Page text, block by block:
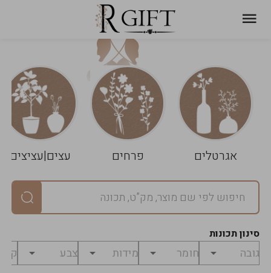
אגרטלים פרחים עצים|עציצים
סינון תכונות
עגלת
שלך
ניקוי
הסל
במארז
מחיר
לפני
₪0